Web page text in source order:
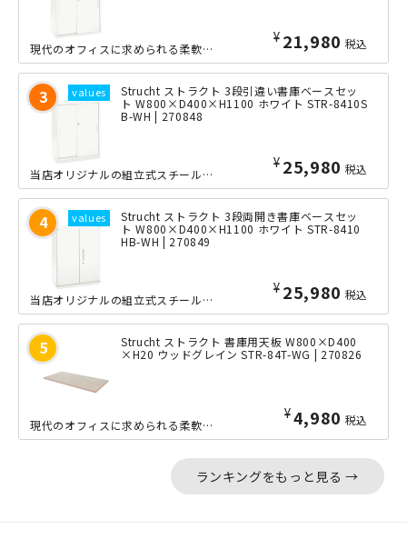
¥ 21,980 税込
現代のオフィスに求められる柔軟性・効率性・美しさを兼ね備えた、当店オリジナルの組...
Strucht ストラクト 3段引違い書庫ベースセッ
ト W800×D400×H1100 ホワイト STR-8410S
B-WH | 270848
¥ 25,980 税込
当店オリジナルの組立式スチール書庫「Strucht（ストラクト）」シリーズの3段...
Strucht ストラクト 3段両開き書庫ベースセッ
ト W800×D400×H1100 ホワイト STR-8410
HB-WH | 270849
¥ 25,980 税込
当店オリジナルの組立式スチール書庫「Strucht（ストラクト）」シリーズの3段...
Strucht ストラクト 書庫用天板 W800×D400
×H20 ウッドグレイン STR-84T-WG | 270826
¥4,980 税込
現代のオフィスに求められる柔軟性・効率性・美しさを兼ね備えた、当店オリジナルの組...
ランキングをもっと見る →